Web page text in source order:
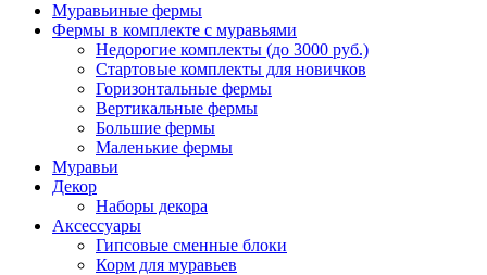
Муравьиные фермы
Фермы в комплекте с муравьями
Недорогие комплекты (до 3000 руб.)
Стартовые комплекты для новичков
Горизонтальные фермы
Вертикальные фермы
Большие фермы
Маленькие фермы
Муравьи
Декор
Наборы декора
Аксессуары
Гипсовые сменные блоки
Корм для муравьев